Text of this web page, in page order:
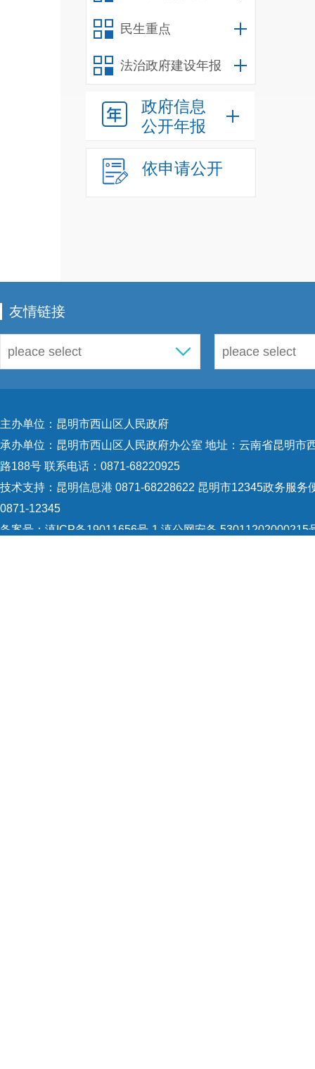
民生重点
法治政府建设年报
政府信息
公开年报
依申请公开
友情链接
主办单位：昆明市西山区人民政府
承办单位：昆明市西山区人民政府办公室 地址：云南省昆明市
路188号 联系电话：0871-68220925
技术支持： 昆明信息港 0871-68228622 昆明市12345政务服务
0871-12345
备案号： 滇ICP备19011656号-1 滇公网安备 53011202000215